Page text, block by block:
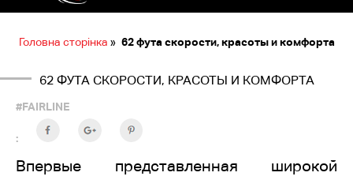
Головна сторінка » 62 фута скорости, красоты и комфорта
62 ФУТА СКОРОСТИ, КРАСОТЫ И КОМФОРТА
#FAIRLINE
:
Впервые представленная широкой